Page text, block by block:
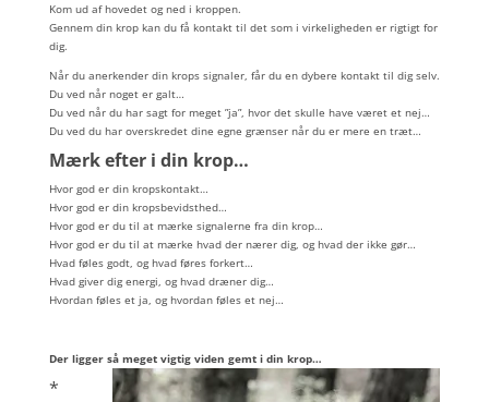
Kom ud af hovedet og ned i kroppen.
Gennem din krop kan du få kontakt til det som i virkeligheden er rigtigt for
dig.
Når du anerkender din krops signaler, får du en dybere kontakt til dig selv.
Du ved når noget er galt…
Du ved når du har sagt for meget ”ja”, hvor det skulle have været et nej…
Du ved du har overskredet dine egne grænser når du er mere en træt…
Mærk efter i din krop…
Hvor god er din kropskontakt…
Hvor god er din kropsbevidsthed…
Hvor god er du til at mærke signalerne fra din krop…
Hvor god er du til at mærke hvad der nærer dig, og hvad der ikke gør…
Hvad føles godt, og hvad føres forkert…
Hvad giver dig energi, og hvad dræner dig…
Hvordan føles et ja, og hvordan føles et nej…
Der ligger så meget vigtig viden gemt i din krop…
*